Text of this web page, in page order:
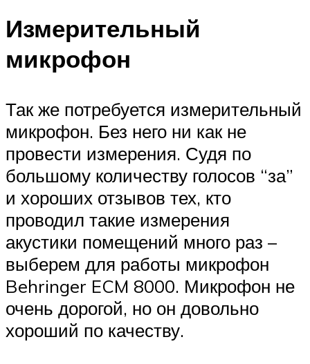
Измерительный
микрофон
Так же потребуется измерительный
микрофон. Без него ни как не
провести измерения. Судя по
большому количеству голосов “за”
и хороших отзывов тех, кто
проводил такие измерения
акустики помещений много раз –
выберем для работы микрофон
Behringer ECM 8000. Микрофон не
очень дорогой, но он довольно
хороший по качеству.